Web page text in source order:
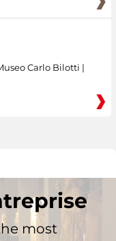
Carlo Bilotti |
most